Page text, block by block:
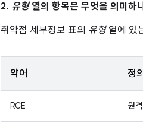
2. 유형열의 항목은 무엇을 의미하
취약점 세부정보 표의 유형열에 있
약어 정의
RCE 원